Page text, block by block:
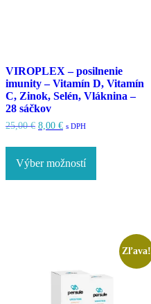
VIROPLEX – posilnenie
imunity – Vitamín D, Vitamín
C, Zinok, Selén, Vláknina –
28 sáčkov
25,00€ Pôvodná
bola:
25,00 €.
8,00 €Aktuálna
je:
8,00 €.
s DPH
Výber možností
viacero
vybrať
stránke
produktu.
Zľava!